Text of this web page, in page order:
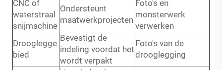
CNC of
waterstraal
snijmachine
Ondersteunt
maatwerkprojecten
Foto's en
monsterwerk
verwerken
Drooglegge
bied
Bevestigt de
indeling voordat het
wordt verpakt
Foto's van de
drooglegging